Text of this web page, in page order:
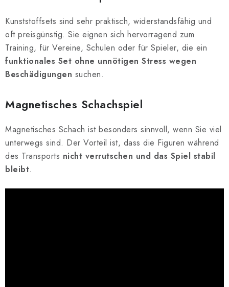
Kunststoffsets sind sehr praktisch, widerstandsfähig und
oft preisgünstig. Sie eignen sich hervorragend zum
Training, für Vereine, Schulen oder für Spieler, die ein
funktionales Set ohne unnötigen Stress wegen
Beschädigungen suchen.
Magnetisches Schachspiel
Magnetisches Schach ist besonders sinnvoll, wenn Sie viel
unterwegs sind. Der Vorteil ist, dass die Figuren während
des Transports nicht verrutschen und das Spiel stabil
bleibt.